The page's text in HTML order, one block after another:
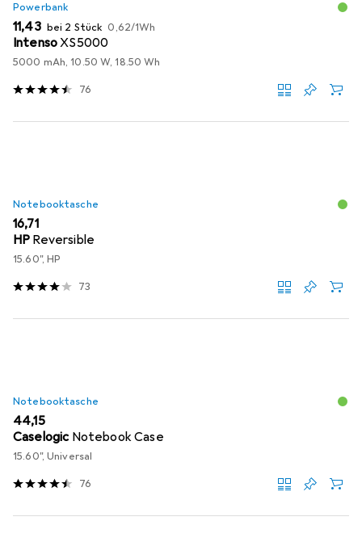
Powerbank
EUR
11,43 bei 2 Stück EUR
0,62/1Wh
IntensoXS5000
5000 mAh, 10.50 W, 18.50 Wh
76
Notebooktasche
EUR
16,71
HP Reversible
15.60", HP
73
Notebooktasche
EUR
44,15
Caselogic Notebook Case
15.60", Universal
76